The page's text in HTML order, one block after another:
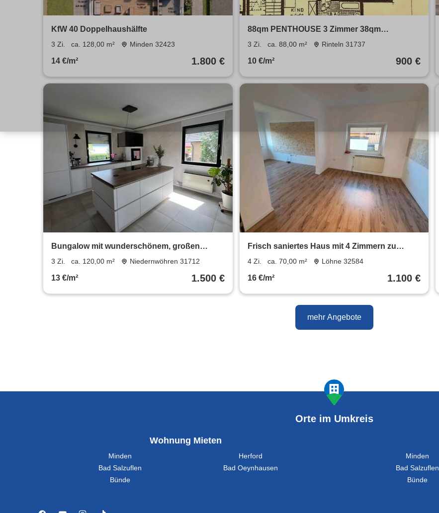
KfW 40 Doppelhaushälfte
3 Zi. ca. 128,00 m² Minden 32423
14 €/m² 1.800 €
88qm PENTHOUSE 3 Zimmer 38qm
Dachterrasse frisch renoviert
3 Zi. ca. 88,00 m² Rinteln 31737
10 €/m² 900 €
Bungalow mit wunderschönem, großen
Garten
3 Zi. ca. 120,00 m² Niedernwöhren 31712
13 €/m² 1.500 €
Frisch saniertes Haus mit 4 Zimmern zu
vermieten.
4 Zi. ca. 70,00 m² Löhne 32584
16 €/m² 1.100 €
mehr Angebote
Orte im Umkreis
Wohnung Mieten
Minden
Herford
Bad Salzuflen
Bad Oeynhausen
Bünde
Minden
Bad Salzuflen
Bünde